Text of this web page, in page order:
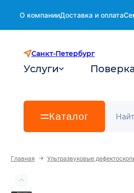
О компанииДоставка и оплата
Санкт-Петербург
Услуги
Каталог
Главная → Ультразвуковые